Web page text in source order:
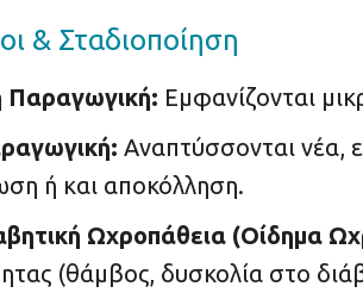
& Σταδιοποίηση
Παραγωγική: Εμφανίζονται
Αναπτύσσονται νέα,
ή και αποκόλληση.
Ωχροπάθεια (Οίδημα
(θάμβος, δυσκολία στο